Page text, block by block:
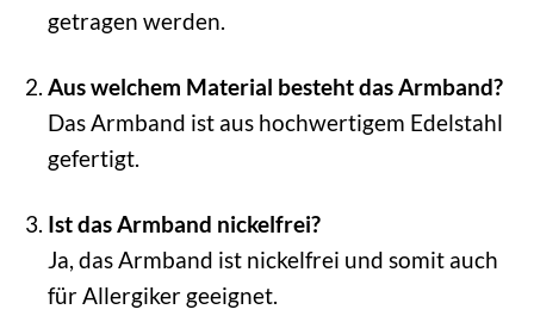
getragen werden.
Aus welchem Material besteht das Armband?
Das Armband ist aus hochwertigem Edelstahl
gefertigt.
Ist das Armband nickelfrei?
Ja, das Armband ist nickelfrei und somit auch
für Allergiker geeignet.